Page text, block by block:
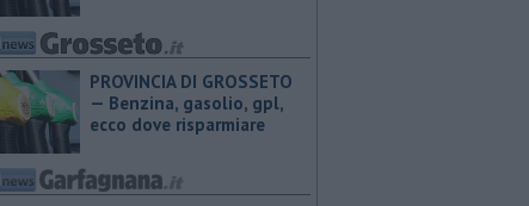
PROVINCIA DI GROSSETO
— ​Benzina, gasolio, gpl,
ecco dove risparmiare